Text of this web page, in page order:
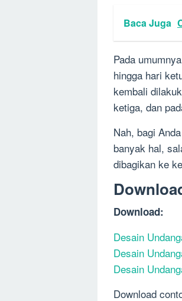
Baca Juga
Pada
hingga hari
kembali
ketiga, dan
Nah, bagi
banyak hal,
dibagikan ke
Download:
Desain
Desain
Desain
Download